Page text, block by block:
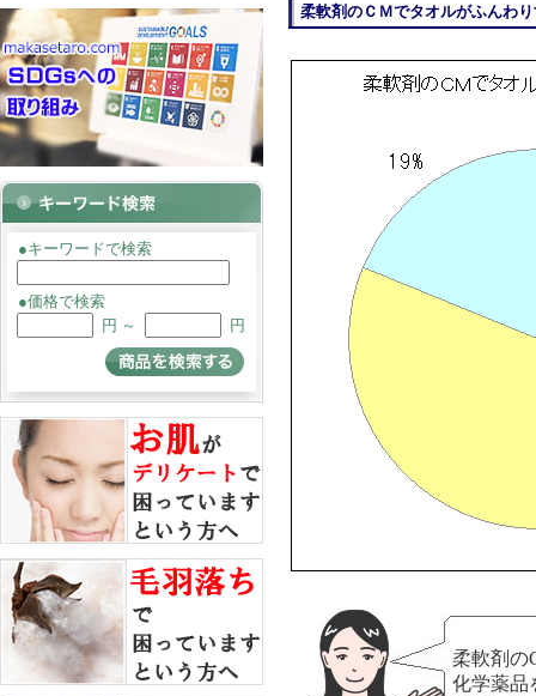
●キーワードで検索
●価格で検索
円 ～
円
柔軟剤のＣＭでタオルがふんわ
柔軟剤
化学薬品